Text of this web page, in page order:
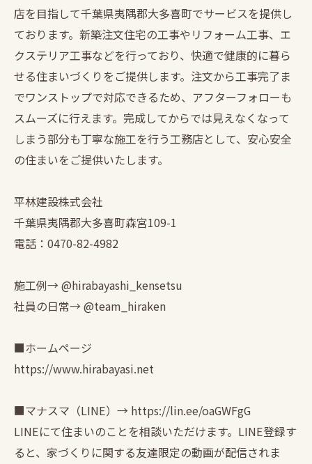
店を目指して千葉県夷隅郡大多喜町でサービスを提供し
ております。新築注文住宅の工事やリフォーム工事、エ
クステリア工事などを行っており、快適で健康的に暮ら
せる住まいづくりをご提供します。注文から工事完了ま
でワンストップで対応できるため、アフターフォローも
スムーズに行えます。完成してからでは見えなくなって
しまう部分も丁寧な施工を行う工務店として、安心安全
の住まいをご提供いたします。
平林建設株式会社
千葉県夷隅郡大多喜町森宮109-1
電話：0470-82-4982
施工例→ @hirabayashi_kensetsu
社員の日常→ @team_hiraken
■ホームページ
https://www.hirabayasi.net
■マナスマ（LINE）→ https://lin.ee/oaGWFgG
LINEにて住まいのことを相談いただけます。LINE登録す
ると、家づくりに関する友達限定の動画が配信されま